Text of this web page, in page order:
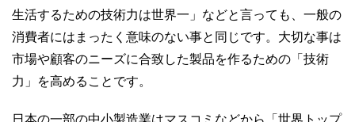
生活するための技術力は世界一」などと言っても、一般の
消費者にはまったく意味のない事と同じです。大切な事は
市場や顧客のニーズに合致した製品を作るための「技術
力」を高めることです。
日本の一部の中小製造業はマスコミなどから「世界トップ